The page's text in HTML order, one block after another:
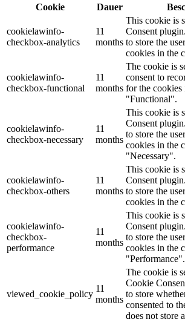
Cookie
Dauer
cookielawinfo-
checkbox-analytics
11
months
This cookie is
Consent
to store the
cookies in the
cookielawinfo-
checkbox-functional
11
months
The cookie is
consent to
for the cookies
"Functional".
cookielawinfo-
checkbox-necessary
11
months
This cookie is
Consent
to store the
cookies in the
"Necessary".
cookielawinfo-
checkbox-others
11
months
This cookie is
Consent
to store the
cookies in the
cookielawinfo-
checkbox-
performance
11
months
This cookie is
Consent
to store the
cookies in the
"Performance".
viewed_cookie_policy
11
months
The cookie is
Cookie
to store
consented to
does not store